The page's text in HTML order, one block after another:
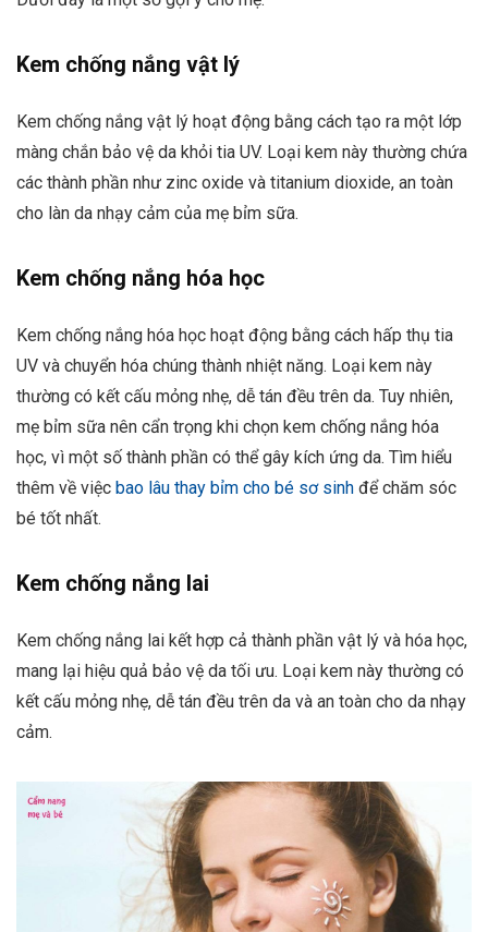
Kem chống nắng vật lý
Kem chống nắng vật lý hoạt động bằng cách tạo ra một lớp
màng chắn bảo vệ da khỏi tia UV. Loại kem này thường chứa
các thành phần như zinc oxide và titanium dioxide, an toàn
cho làn da nhạy cảm của mẹ bỉm sữa.
Kem chống nắng hóa học
Kem chống nắng hóa học hoạt động bằng cách hấp thụ tia
UV và chuyển hóa chúng thành nhiệt năng. Loại kem này
thường có kết cấu mỏng nhẹ, dễ tán đều trên da. Tuy nhiên,
mẹ bỉm sữa nên cẩn trọng khi chọn kem chống nắng hóa
học, vì một số thành phần có thể gây kích ứng da. Tìm hiểu
thêm về việc bao lâu thay bỉm cho bé sơ sinh để chăm sóc
bé tốt nhất.
Kem chống nắng lai
Kem chống nắng lai kết hợp cả thành phần vật lý và hóa học,
mang lại hiệu quả bảo vệ da tối ưu. Loại kem này thường có
kết cấu mỏng nhẹ, dễ tán đều trên da và an toàn cho da nhạy
cảm.